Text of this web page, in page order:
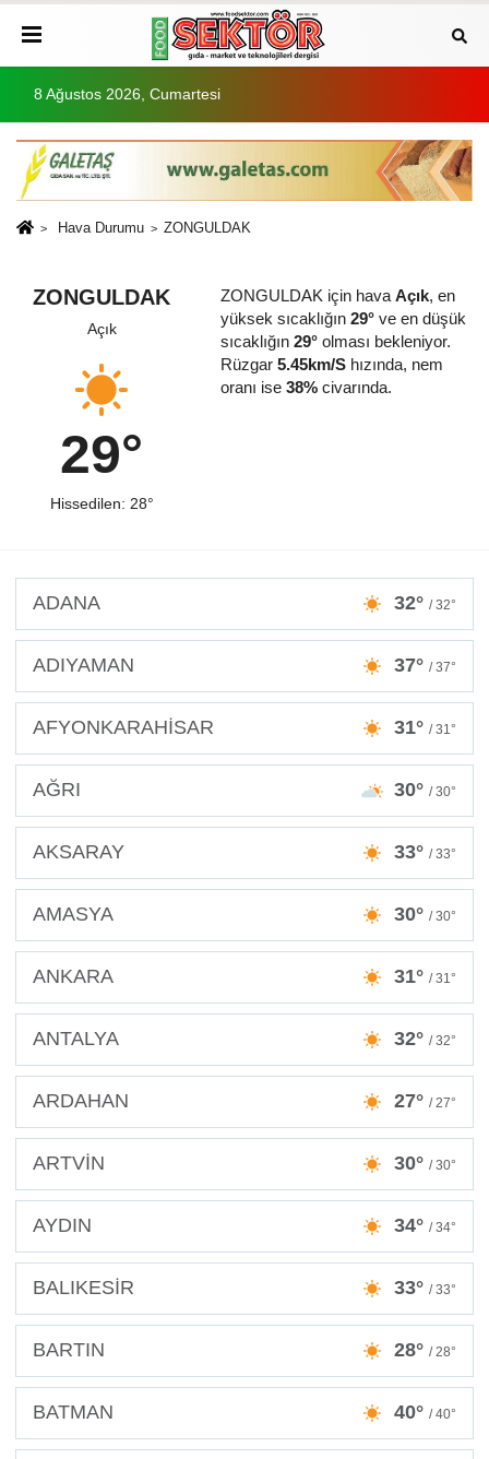
8 Ağustos 2026, Cumartesi
Hava Durumu ZONGULDAK
ZONGULDAK
Açık
29°
Hissedilen: 28°
ZONGULDAK için hava Açık, en
yüksek sıcaklığın 29°ve en düşük
sıcaklığın 29°olması bekleniyor.
Rüzgar 5.45km/Shızında, nem
oranı ise 38%civarında.
ADANA 32° / 32°
ADIYAMAN 37° / 37°
AFYONKARAHİSAR 31° / 31°
AĞRI 30° / 30°
AKSARAY 33° / 33°
AMASYA 30° / 30°
ANKARA 31° / 31°
ANTALYA 32° / 32°
ARDAHAN 27° / 27°
ARTVİN 30° / 30°
AYDIN 34° / 34°
BALIKESİR 33° / 33°
BARTIN 28° / 28°
BATMAN 40° / 40°